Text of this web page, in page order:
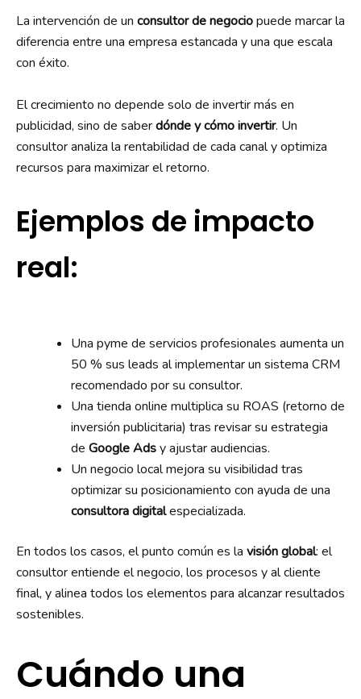
La intervención de un consultor de negociopuede marcar la
diferencia entre una empresa estancada y una que escala
con éxito.
El crecimiento no depende solo de invertir más en
publicidad, sino de saberdónde y cómo invertir. Un
consultor analiza la rentabilidad de cada canal y optimiza
recursos para maximizar el retorno.
Ejemplos de impacto
real:
Una pyme de servicios profesionales aumenta un
50 % sus leads al implementar un sistema CRM
recomendado por su consultor.
Una tienda online multiplica su ROAS (retorno de
inversión publicitaria) tras revisar su estrategia
de Google Adsy ajustar audiencias.
Un negocio local mejora su visibilidad tras
optimizar su posicionamiento con ayuda de una
consultora digitalespecializada.
En todos los casos, el punto común es la visión global: el
consultor entiende el negocio, los procesos y al cliente
final, y alinea todos los elementos para alcanzar resultados
sostenibles.
Cuándo una